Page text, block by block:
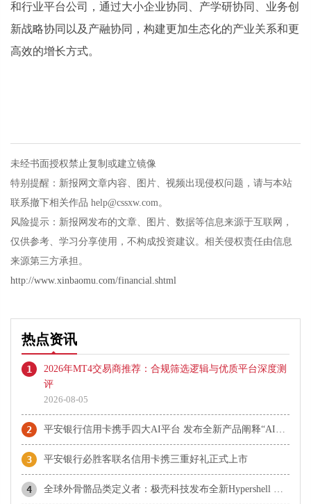
和行业平台公司，通过大小企业协同、产学研协同、业务创
新战略协同以及产融协同，构建更加生态化的产业关系和更
高效的增长方式。
未经书面授权禁止复制或建立镜像
特别提醒：新报网文章内容、图片、视频出现侵权问题，请与本站
联系撤下相关作品 help@cssxw.com。
风险提示：新报网发布的文章、图片、数据等信息来源于互联网，
仅供参考、学习分享使用，不构成投资建议。相关侵权责任由信息
来源第三方承担。
http://www.xinbaomu.com/financial.shtml
热点资讯
1
2026年MT4交易商推荐：合规筛选逻辑与优质平台深度测
评
2026-08-05
2 平安银行信用卡携手四大AI平台 发布全新产品阐释“AI即生活”
3 平安银行必胜客联名信用卡携三重好礼正式上市
4 全球外骨骼品类定义者：极壳科技发布全新Hypershell X 系列